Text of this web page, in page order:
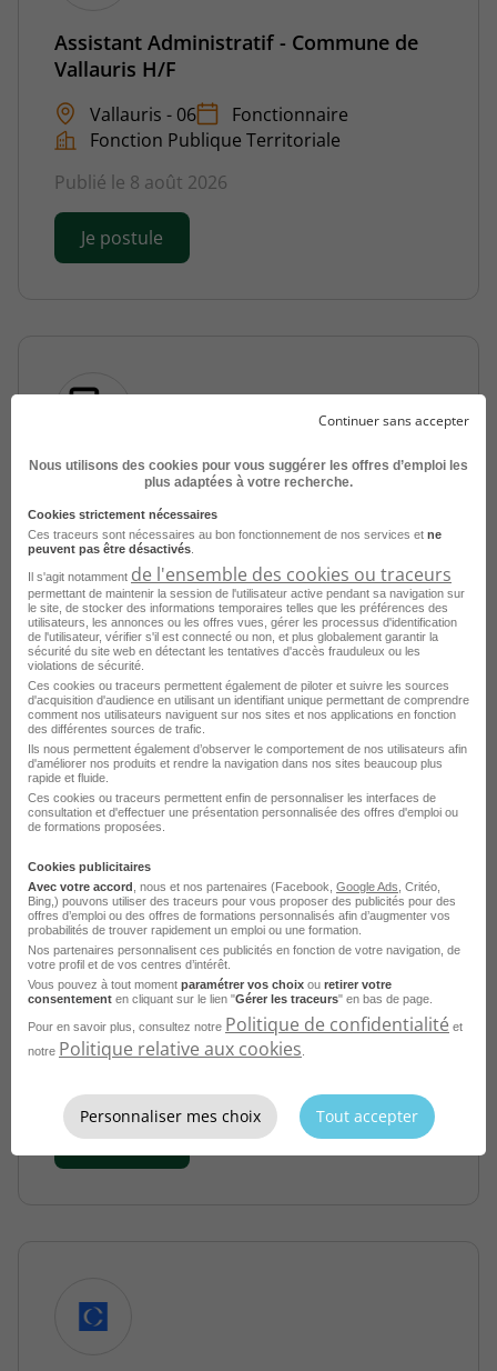
Assistant Administratif - Commune de
Vallauris H/F
Vallauris - 06
Fonctionnaire
Fonction Publique Territoriale
Publié le 8 août 2026
Je postule
Assistant Administratif au Sein de
l'École Municipale de Musique et Danse
H/F
Vallauris - 06
Fonctionnaire
Fonction Publique Territoriale
Publié le 8 août 2026
Je postule
Educateur de Jeunes Enfants - Commune
de Vallauris H/F
Vallauris - 06
Fonctionnaire
Fonction Publique Territoriale
Je postule
Continuer sans accepter
Nous utilisons des cookies pour vous suggérer les offres d’emploi les
plus adaptées à votre recherche.
Cookies strictement nécessaires
Ces traceurs sont nécessaires au bon fonctionnement de nos services et ne
peuvent pas être désactivés
Il s'agit notamment de l'ensemble des cookies ou traceurs
permettant de maintenir la session de l'utilisateur active pendant sa navigation sur
le site, de stocker des informations temporaires telles que les préférences des
utilisateurs, les annonces ou les offres vues, gérer les processus d'identification
de l'utilisateur, vérifier s'il est connecté ou non, et plus globalement garantir la
sécurité du site web en détectant les tentatives d'accès frauduleux ou les
violations de sécurité.
Ces cookies ou traceurs permettent également de piloter et suivre les sources
d'acquisition d'audience en utilisant un identifiant unique permettant de comprendre
comment nos utilisateurs naviguent sur nos sites et nos applications en fonction
des différentes sources de trafic.
Ils nous permettent également d’observer le comportement de nos utilisateurs afin
d'améliorer nos produits et rendre la navigation dans nos sites beaucoup plus
rapide et fluide.
Ces cookies ou traceurs permettent enfin de personnaliser les interfaces de
consultation et d'effectuer une présentation personnalisée des offres d'emploi ou
de formations proposées.
Cookies publicitaires
Avec votre accord , nous et nos partenaires (Facebook, Google Ads , Critéo,
Bing,) pouvons utiliser des traceurs pour vous proposer des publicités pour des
offres d’emploi ou des offres de formations personnalisés afin d’augmenter vos
probabilités de trouver rapidement un emploi ou une formation.
Nos partenaires personnalisent ces publicités en fonction de votre navigation, de
votre profil et de vos centres d’intérêt.
Vous pouvez à tout moment paramétrer vos choix ou retirer votre
consentement en cliquant sur le lien "Gérer les traceurs" en bas de page.
Pour en savoir plus, consultez notre Politique de confidentialité et
notre Politique relative aux cookies
Personnaliser mes choix Tout accepter